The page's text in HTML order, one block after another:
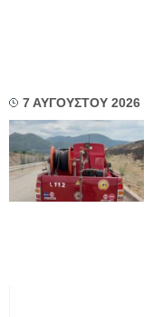
7 ΑΥΓΟΥΣΤΟΥ 2026